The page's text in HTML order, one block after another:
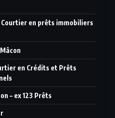
Courtier en prêts immobiliers
en Crédits et Prêts
– ex 123 Prêts